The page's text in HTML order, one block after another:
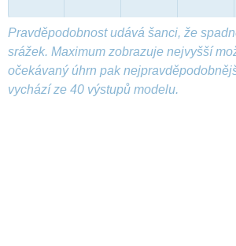
Pravděpodobnost udává šanci, že
srážek. Maximum zobrazuje nejvyšší
očekávaný úhrn pak
vychází ze 40 výstupů modelu.